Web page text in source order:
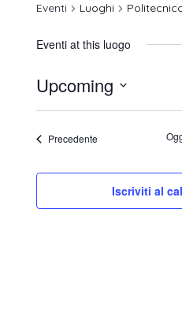
Eventi Luoghi
Eventi at this luogo
Upcoming
Seleziona
data.
Precedente
Iscriviti al